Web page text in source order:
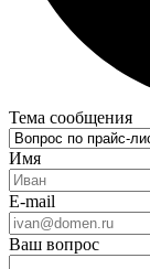
Тема сообщения
Имя
E-mail
Ваш вопрос